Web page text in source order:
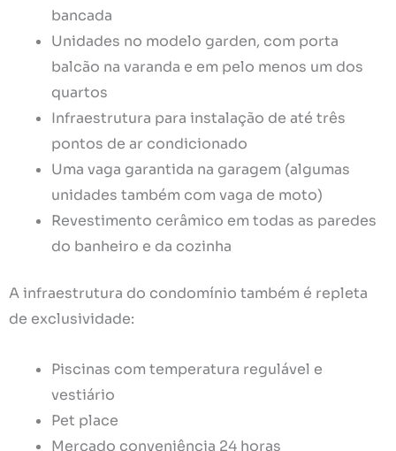
bancada
Unidades no modelo garden, com porta
balcão na varanda e em pelo menos um dos
quartos
Infraestrutura para instalação de até três
pontos de ar condicionado
Uma vaga garantida na garagem (algumas
unidades também com vaga de moto)
Revestimento cerâmico em todas as paredes
do banheiro e da cozinha
A infraestrutura do condomínio também é repleta
de exclusividade:
Piscinas com temperatura regulável e
vestiário
Pet place
Mercado conveniência 24 horas